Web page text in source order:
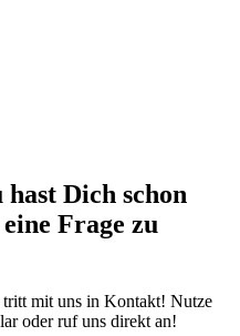
Dich schon
Frage zu
tritt mit uns in Kontakt! Nutze
oder ruf uns direkt an!